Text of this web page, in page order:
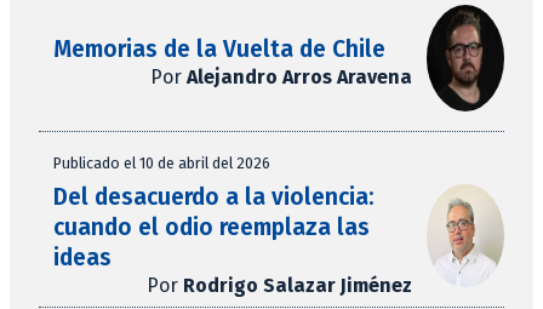
Memorias de la Vuelta de Chile
Por Alejandro Arros Aravena
Publicado el 10 de abril del 2026
Del desacuerdo a la violencia:
cuando el odio reemplaza las
ideas
Por Rodrigo Salazar Jiménez